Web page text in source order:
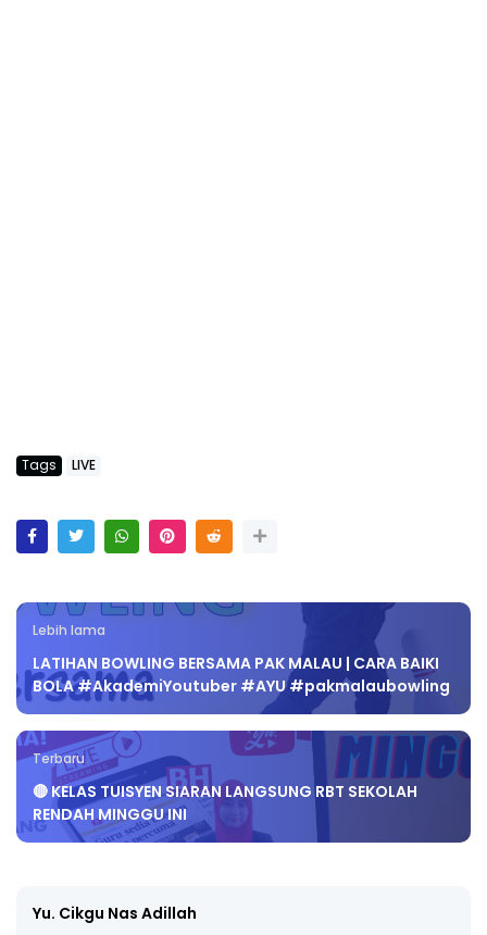
Tags LIVE
Lebih lama
LATIHAN BOWLING BERSAMA PAK MALAU | CARA BAIKI
BOLA #AkademiYoutuber #AYU #pakmalaubowling
Terbaru
🔴 KELAS TUISYEN SIARAN LANGSUNG RBT SEKOLAH
RENDAH MINGGU INI
Yu. Cikgu Nas Adillah